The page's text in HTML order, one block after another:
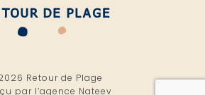
Retour de Plage
par l’agence Nateev